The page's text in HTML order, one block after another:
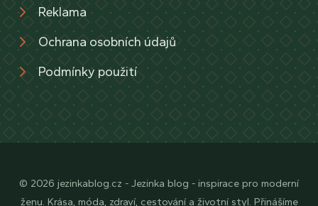
Reklama
Ochrana osobních údajů
Podmínky použití
© 2026 jezinkablog.cz - Jezinka blog - inspirace pro moderní
ženu. Krása, móda, zdraví, cestování a životní styl. Přinášíme